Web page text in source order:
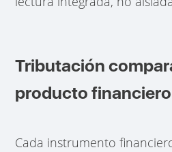
Tributación
producto financiero
Cada instrumento